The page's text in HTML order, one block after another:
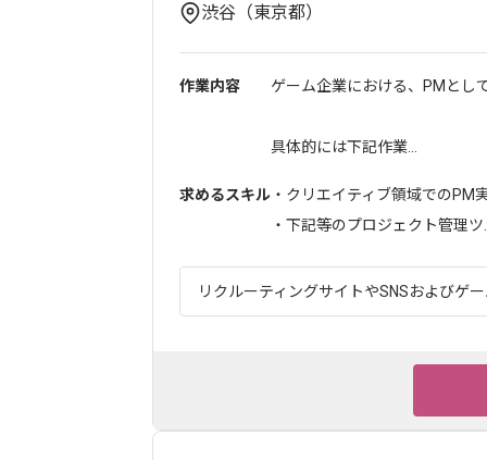
渋谷（東京都）
作業内容 ゲーム企業における、PMとし
具体的には下記作業...
求めるスキル ・クリエイティブ領域でのPM
・下記等のプロジェクト管理ツ
リクルーティングサイトやSNSおよびゲ